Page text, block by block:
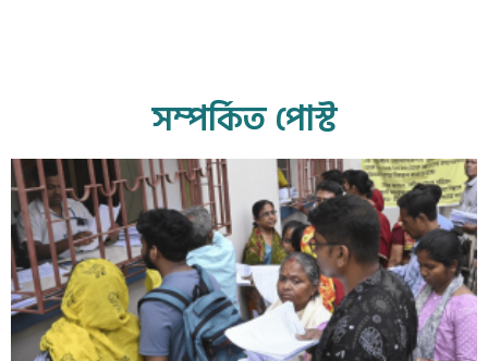
সম্পর্কিত পোস্ট